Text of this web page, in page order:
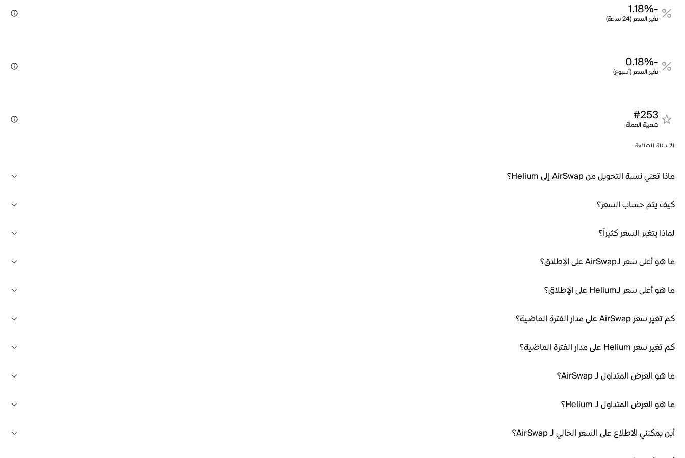
-1.18%
تغير السعر (24 ساعة)
-0.18%
تغير السعر (أسبوع)
#253
شعبية العملة
الأسئلة الشائعة
ماذا تعني نسبة التحويل من AirSwap إلى Helium؟
كيف يتم حساب السعر؟
لماذا يتغير السعر كثيراً؟
ما هو أعلى سعر لـAirSwap على الإطلاق؟
ما هو أعلى سعر لـHelium على الإطلاق؟
كم تغير سعر AirSwap على مدار الفترة الماضية؟
كم تغير سعر Helium على مدار الفترة الماضية؟
ما هو العرض المتداول لـ AirSwap؟
ما هو العرض المتداول لـ Helium؟
أين يمكنني الاطلاع على السعر الحالي لـ AirSwap؟